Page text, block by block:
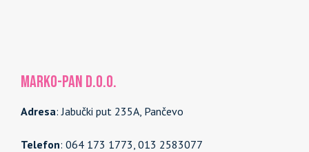
MARKO-PAN d.o.o.
Adresa: Jabučki put 235A, Pančevo
Telefon: 064 173 1773, 013 2583077